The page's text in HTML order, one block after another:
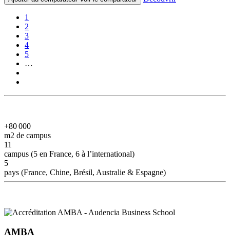
Pagination
Page
courante
1
Page
2
Page
3
Page
4
Page
5
…
+80 000
m2 de campus
11
campus (5 en France, 6 à l’international)
5
pays (France, Chine, Brésil, Australie & Espagne)
AMBA